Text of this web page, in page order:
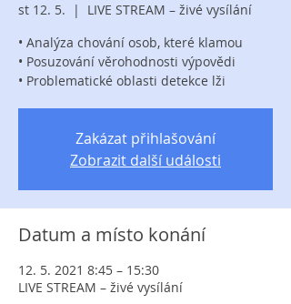
st 12. 5.
  |
LIVE STREAM – živé vysílání
• Analýza chování osob, které klamou
• Posuzování věrohodnosti výpovědi
• Problematické oblasti detekce lži
Zakázat přihlašování
Zobrazit další události
Datum a místo konání
12. 5. 2021 8:45 – 15:30
LIVE STREAM – živé vysílání